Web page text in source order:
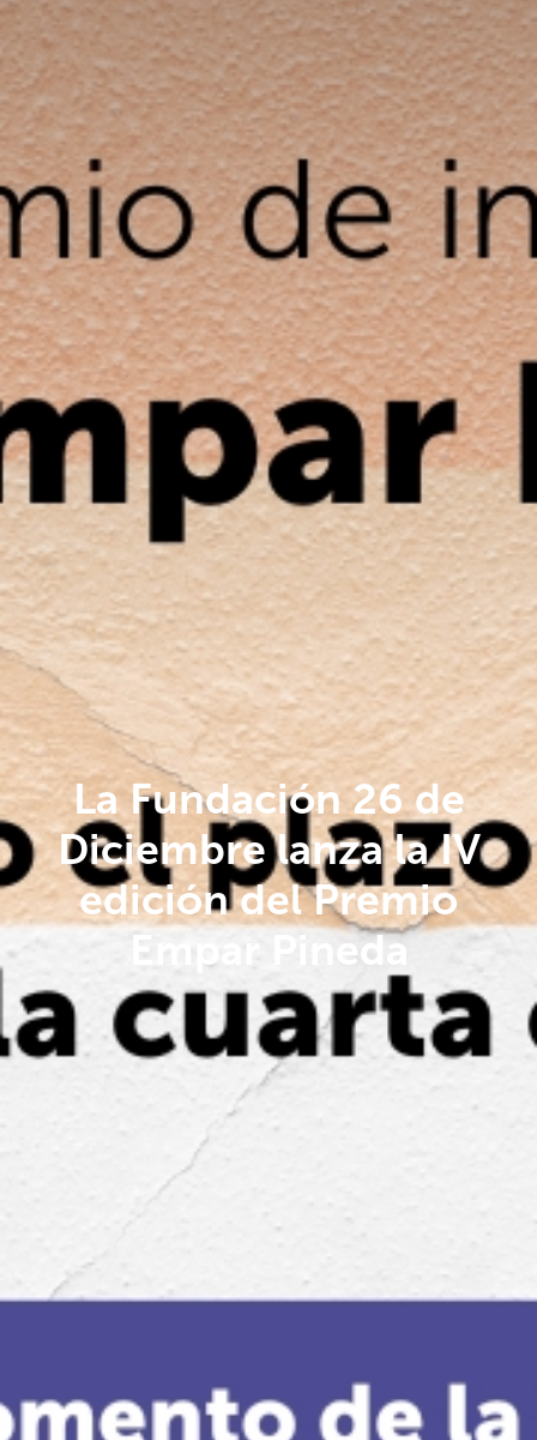
La Fundación 26 de
Diciembre lanza la IV
edición del Premio
Empar Pineda